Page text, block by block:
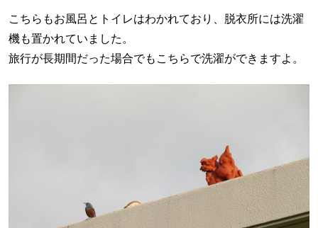
こちらもお風呂とトイレはわかれており、脱衣所には洗濯
機も置かれていました。
旅行が長期間だった場合でもこちらで洗濯ができますよ。